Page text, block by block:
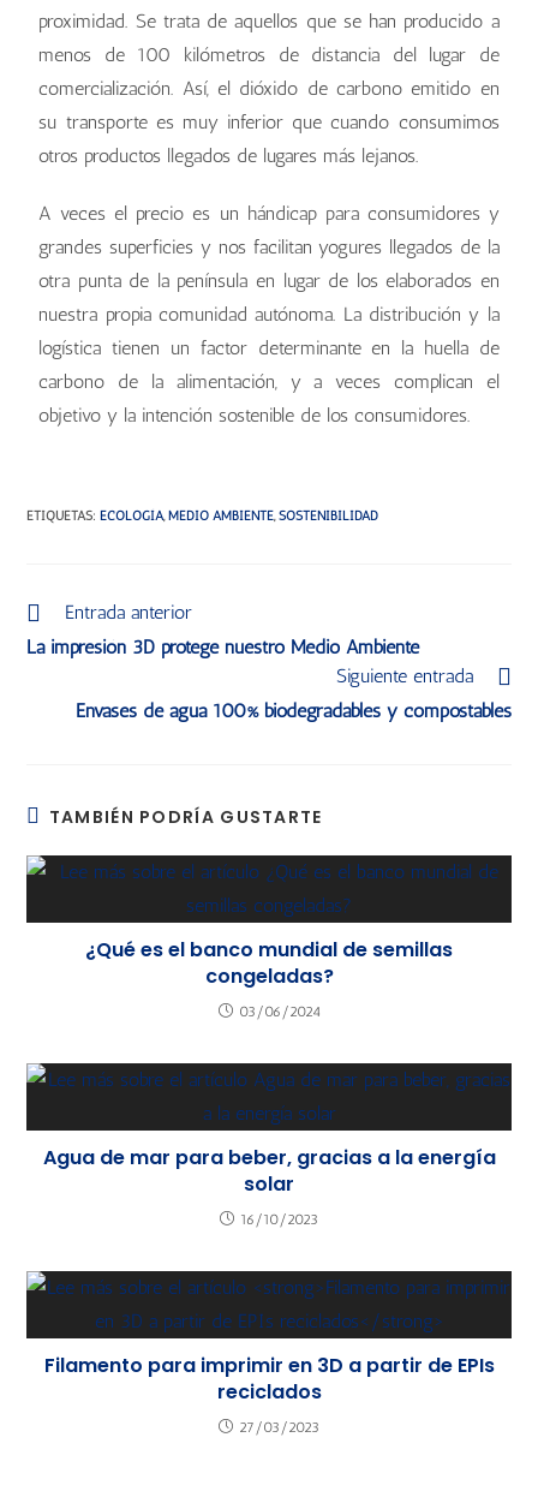
proximidad. Se trata de aquellos que se han producido a
menos de 100 kilómetros de distancia del lugar de
comercialización. Así, el dióxido de carbono emitido en
su transporte es muy inferior que cuando consumimos
otros productos llegados de lugares más lejanos.
A veces el precio es un hándicap para consumidores y
grandes superficies y nos facilitan yogures llegados de la
otra punta de la península en lugar de los elaborados en
nuestra propia comunidad autónoma. La distribución y la
logística tienen un factor determinante en la huella de
carbono de la alimentación, y a veces complican el
objetivo y la intención sostenible de los consumidores.
ETIQUETAS:ECOLOGÍA, MEDIO AMBIENTE, SOSTENIBILIDAD
Entrada anterior
La impresión 3D protege nuestro Medio Ambiente
Siguiente entrada
Envases de agua 100% biodegradables y compostables
TAMBIÉN PODRÍA GUSTARTE
¿Qué es el banco mundial de semillas
congeladas?
03/06/2024
Agua de mar para beber, gracias a la energía
solar
16/10/2023
Filamento para imprimir en 3D a partir de EPIs
reciclados
27/03/2023